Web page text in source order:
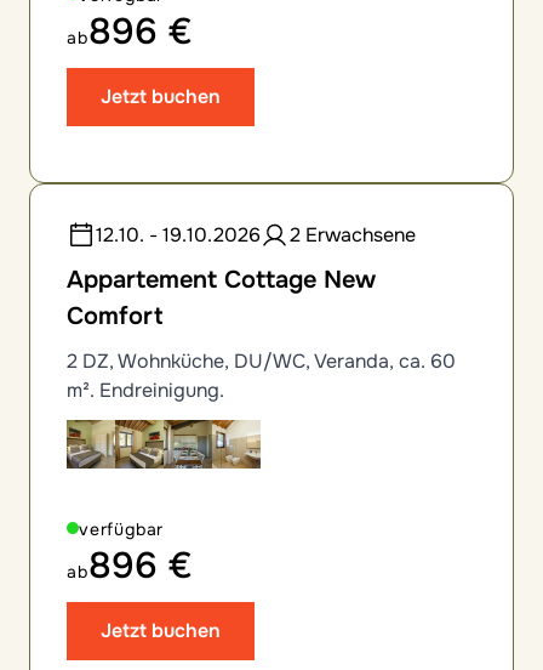
ab896 €
Jetzt buchen
12.10. - 19.10.2026 2 Erwachsene
Appartement Cottage New
Comfort
2 DZ, Wohnküche, DU/WC, Veranda, ca. 60
m². Endreinigung.
verfügbar
ab896 €
Jetzt buchen